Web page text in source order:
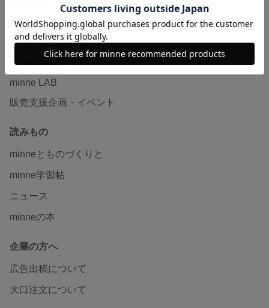
ヴィンテージ販売
ダウンロード販売
minne PLUS
minne LAB
販売支援企画・イベント
読みもの
minneとものづくりと
minne学習帖
ニュース
minneの本
企業の方へ
広告出稿について
大口注文について